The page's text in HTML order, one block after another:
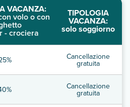
VACANZA:
volo o con
- crociera
TIPOLOGIA
VACANZA:
solo soggiorno
Cancellazione
gratuita
Cancellazione
gratuita